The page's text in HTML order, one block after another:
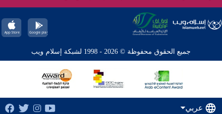
جميع الحقوق محفوظة © 2026 - 1998 لشبكة إسلام ويب
عربي